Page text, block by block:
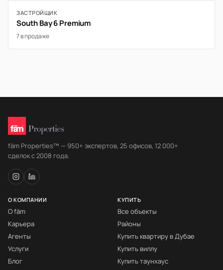
ЗАСТРОЙЩИК
South Bay 6 Premium
7 в продаже
fäm Properties™ — 950+ экспертов, 25 офисов, 12 000+
сделок с 2008 года.
О КОМПАНИИ
О fäm
Карьера
Агенты
Услуги
Блог
КУПИТЬ
Все объекты
Районы
Купить квартиру в Дубае
Купить виллу
Купить таунхаус